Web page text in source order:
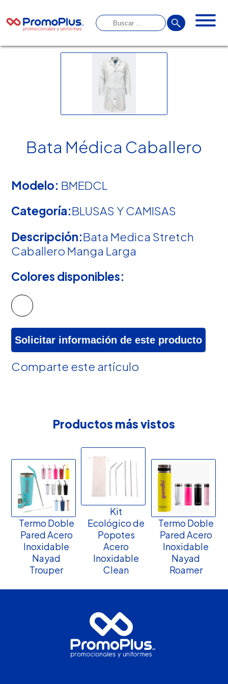
Bata Médica Caballero
Modelo: BMEDCL
Categoría:BLUSAS Y CAMISAS
Descripción:Bata Medica Stretch
Caballero Manga Larga
Colores disponibles:
Solicitar información de este producto
Comparte este artículo
Productos más vistos
Termo Doble
Pared Acero
Inoxidable
Nayad
Trouper
Kit
Ecológico de
Popotes
Acero
Inoxidable
Clean
Termo Doble
Pared Acero
Inoxidable
Nayad
Roamer